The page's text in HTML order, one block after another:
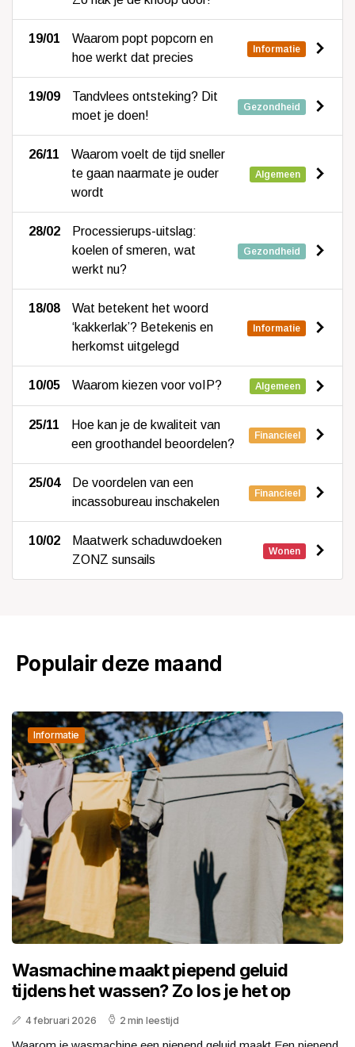
19/01
Waarom popt popcorn en
hoe werkt dat precies
Informatie
19/09
Tandvlees ontsteking? Dit
moet je doen!
Gezondheid
26/11
Waarom voelt de tijd sneller
te gaan naarmate je ouder
wordt
Algemeen
28/02
Processierups-uitslag:
koelen of smeren, wat
werkt nu?
Gezondheid
18/08
Wat betekent het woord
‘kakkerlak’? Betekenis en
herkomst uitgelegd
Informatie
10/05 Waarom kiezen voor voIP? Algemeen
25/11
Hoe kan je de kwaliteit van
een groothandel beoordelen?
Financieel
25/04
De voordelen van een
incassobureau inschakelen
Financieel
10/02
Maatwerk schaduwdoeken
ZONZ sunsails
Wonen
Populair deze maand
Informatie
Wasmachine maakt piepend geluid
tijdens het wassen? Zo los je het op
4 februari 2026 2 min leestijd